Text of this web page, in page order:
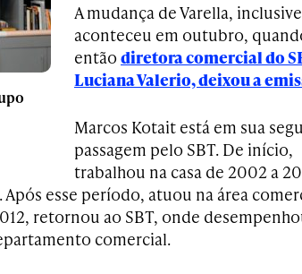
A mudança de Varella,
aconteceu em outubro,
então diretora comercial do
Luciana Valerio, deixou a
Marcos Kotait está em sua
passagem pelo SBT. De início,
trabalhou na casa de 2002 a
esse período, atuou na área
retornou ao SBT, onde
comercial.